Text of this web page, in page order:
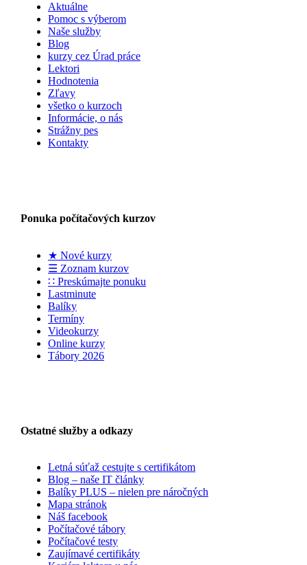
Aktuálne
Pomoc s výberom
Naše služby
Blog
kurzy cez Úrad práce
Lektori
Hodnotenia
Zľavy
všetko o kurzoch
Informácie, o nás
Strážny pes
Kontakty
Ponuka počítačových kurzov
★ Nové kurzy
☰ Zoznam kurzov
∷ Preskúmajte ponuku
Lastminute
Balíky
Termíny
Videokurzy
Online kurzy
Tábory 2026
Ostatné služby a odkazy
Letná súťaž cestujte s certifikátom
Blog – naše IT články
Balíky PLUS – nielen pre náročných
Mapa stránok
Náš facebook
Počítačové tábory
Počítačové testy
Zaujímavé certifikáty